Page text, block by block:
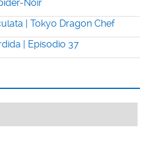
Noir
| Tokyo Dragon Chef
| Episodio 37